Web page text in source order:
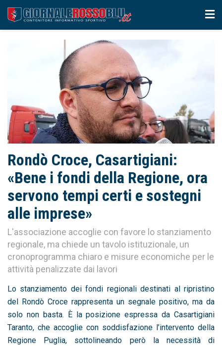
Rondò Croce, Casartigiani:
«Bene i fondi della Regione, ora
servono tempi certi e sostegni
alle imprese»
L'associazione accoglie con favore lo stanziamento
regionale, ma chiede un tavolo istituzionale, un
cronoprogramma chiaro e misure economiche per le
attività penalizzate dai lavori
Lo stanziamento dei fondi regionali destinati al ripristino
del Rondò Croce rappresenta un segnale positivo, ma da
solo non basta. È la posizione espressa da Casartigiani
Taranto, che accoglie con soddisfazione l’intervento della
Regione Puglia, sottolineando però la necessità di